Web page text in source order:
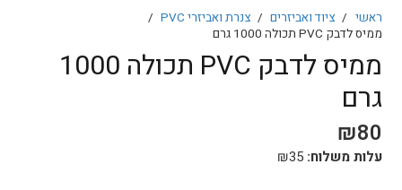
ראשי / ציוד ואביזרים / צנרת ואביזרי PVC
/
ממיס לדבק PVC תכולה 1000 גרם
ממיס לדבק PVC תכולה 1000
גרם
₪80
עלות משלוח: ₪35